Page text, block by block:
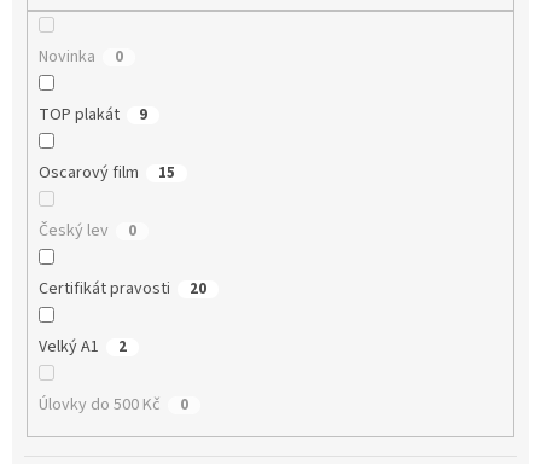
Novinka 0
TOP plakát 9
Oscarový film 15
Český lev 0
Certifikát pravosti 20
Velký A1 2
Úlovky do 500 Kč 0